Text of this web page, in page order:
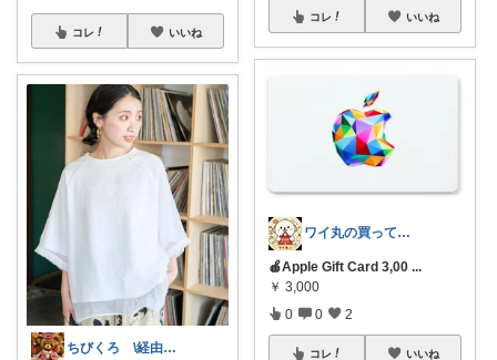
コレ いいね
ちびくろ \経由購入ありがとうござます/
コレ いいね
ワイ丸の買ってよかったROOM
🍎Apple Gift Card 3,00 ...
￥ 3,000
0 0 2
コレ いいね